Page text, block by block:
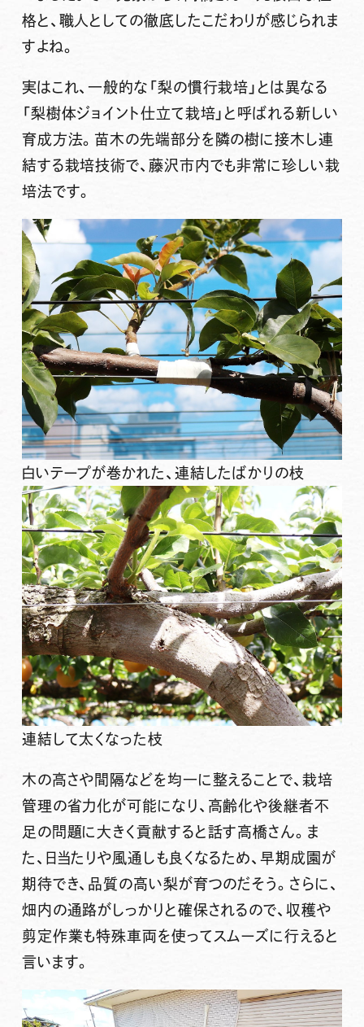
格と、職人としての徹底したこだわりが感じられま
すよね。
実はこれ、一般的な「梨の慣行栽培」とは異なる
「梨樹体ジョイント仕立て栽培」と呼ばれる新しい
育成方法。苗木の先端部分を隣の樹に接木し連
結する栽培技術で、藤沢市内でも非常に珍しい栽
培法です。
白いテープが巻かれた、連結したばかりの枝
連結して太くなった枝
木の高さや間隔などを均一に整えることで、栽培
管理の省力化が可能になり、高齢化や後継者不
足の問題に大きく貢献すると話す高橋さん。ま
た、日当たりや風通しも良くなるため、早期成園が
期待でき、品質の高い梨が育つのだそう。さらに、
畑内の通路がしっかりと確保されるので、収穫や
剪定作業も特殊車両を使ってスムーズに行えると
言います。